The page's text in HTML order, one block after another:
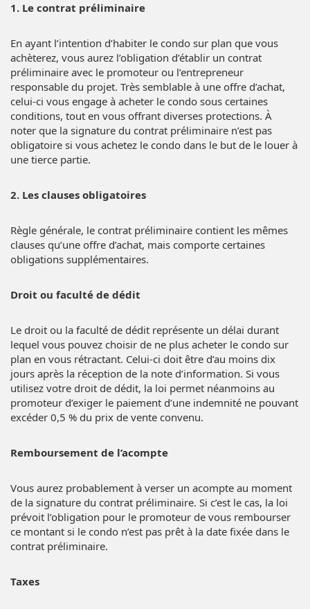
1. Le contrat préliminaire
En ayant l’intention d’habiter le condo sur plan que vous
achèterez, vous aurez l’obligation d’établir un contrat
préliminaire avec le promoteur ou l’entrepreneur
responsable du projet. Très semblable à une offre d’achat,
celui-ci vous engage à acheter le condo sous certaines
conditions, tout en vous offrant diverses protections. À
noter que la signature du contrat préliminaire n’est pas
obligatoire si vous achetez le condo dans le but de le louer à
une tierce partie.
2. Les clauses obligatoires
Règle générale, le contrat préliminaire contient les mêmes
clauses qu’une offre d’achat, mais comporte certaines
obligations supplémentaires.
Droit ou faculté de dédit
Le droit ou la faculté de dédit représente un délai durant
lequel vous pouvez choisir de ne plus acheter le condo sur
plan en vous rétractant. Celui-ci doit être d’au moins dix
jours après la réception de la note d’information. Si vous
utilisez votre droit de dédit, la loi permet néanmoins au
promoteur d’exiger le paiement d’une indemnité ne pouvant
excéder 0,5 % du prix de vente convenu.
Remboursement de l’acompte
Vous aurez probablement à verser un acompte au moment
de la signature du contrat préliminaire. Si c’est le cas, la loi
prévoit l’obligation pour le promoteur de vous rembourser
ce montant si le condo n’est pas prêt à la date fixée dans le
contrat préliminaire.
Taxes